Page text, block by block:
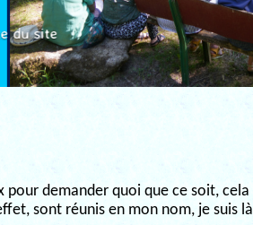
du site
pour demander quoi que ce soit, cela
sont réunis en mon nom, je suis là